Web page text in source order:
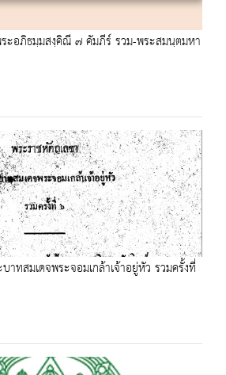
อภิธมฺมสงฺคิณี ๗ คัมภีร์ รวม-พระสมนฺตมหา
าทสมเดจพระจอมเกล้าเจ้าอยู่หัว รวมครั้งที่